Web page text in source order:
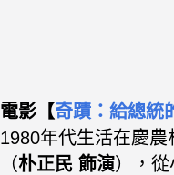
電影【奇蹟：給總統
1980年代生活在慶
（朴正民 飾演），從